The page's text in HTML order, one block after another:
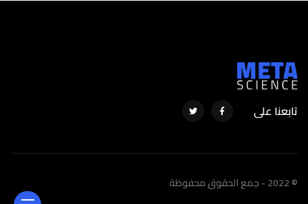
تابعنا على
© 2022 - جمع الحقوق محفوظة